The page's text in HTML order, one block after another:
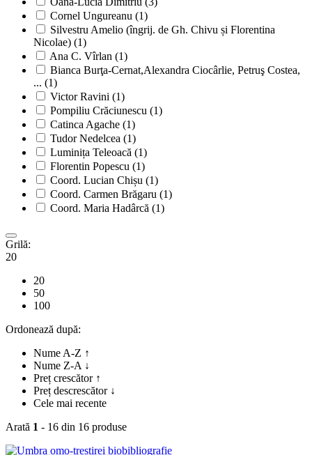
Cornel Ungureanu (1)
Silvestru Amelio (îngrij. de Gh. Chivu și Florentina
Nicolae) (1)
Ana C. Vîrlan (1)
Bianca Burţa-Cernat,Alexandra Ciocârlie, Petruş Costea,
... (1)
Victor Ravini (1)
Pompiliu Crăciunescu (1)
Catinca Agache (1)
Tudor Nedelcea (1)
Luminița Teleoacă (1)
Florentin Popescu (1)
Coord. Lucian Chișu (1)
Coord. Carmen Brăgaru (1)
Coord. Maria Hadârcă (1)
Grilă:
20
20
50
100
Ordonează după:
Nume A-Z ↑
Nume Z-A ↓
Preț crescător ↑
Preț descrescător ↓
Cele mai recente
Arată 1 - 16 din 16 produse